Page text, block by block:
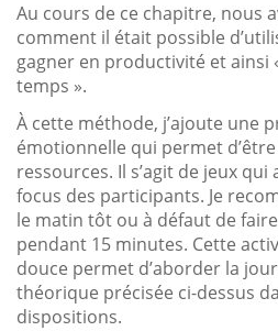
Au cours de ce chapitre, nous
comment il était possible
gagner en productivité et ainsi
temps ».
À cette méthode, j’ajoute une
émotionnelle qui permet
ressources. Il s’agit de jeux
focus des participants. Je
le matin tôt ou à défaut de
pendant 15 minutes. Cette
douce permet d’aborder la
théorique précisée ci-dessus
dispositions.